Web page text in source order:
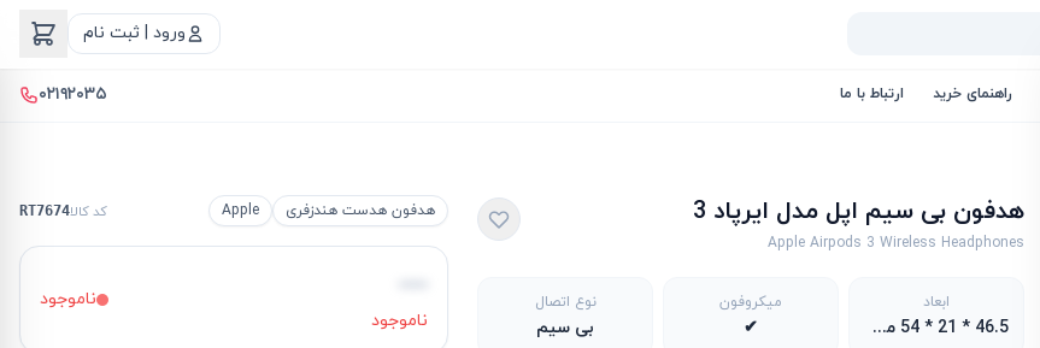
ورود | ثبت نام
راهنمای خرید ارتباط با ما ۰۲۱۹۲۰۳۵
هدفون هدست هندزفری Apple کد کالاRT7674
ناموجود
ناموجود
هدفون بی سیم اپل مدل ایرپاد 3
Apple Airpods 3 Wireless Headphones
ابعاد
46.5 * 21 * 54 میلیمتر
میکروفون
✔
نوع اتصال
بی سیم